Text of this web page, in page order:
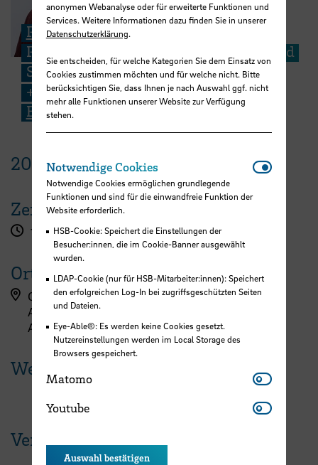
Prof. Dr. Peter Schmidt
Professur für Volkswirtschaftslehre und
Statistik/ Studiengangsleiter EFA/IFA
+49 421 5905 4691
E-Mail
20. April2026
Zeit
13:30 - 20:30 Uhr
Ort
Campus Werderstraße, Werderstraße (A-Gebäude)
A-Gebäude - 3. Obergeschoss
A 301
Weitere Termine
Veranstaltungen der HSB
anonymen Webanalyse oder für erweiterte Funktionen und
Services. Weitere Informationen dazu finden Sie in unserer
Datenschutzerklärung.
Sie entscheiden, für welche Kategorien Sie dem Einsatz von
Cookies zustimmen möchten und für welche nicht. Bitte
berücksichtigen Sie, dass Ihnen je nach Auswahl ggf. nicht
mehr alle Funktionen unserer Website zur Verfügung
stehen.
Notwendige Cookies
Notwendige Cookies ermöglichen grundlegende
Funktionen und sind für die einwandfreie Funktion der
Website erforderlich.
HSB-Cookie: Speichert die Einstellungen der
Besucher:innen, die im Cookie-Banner ausgewählt
wurden.
LDAP-Cookie (nur für HSB-Mitarbeiter:innen): Speichert
den erfolgreichen Log-In bei zugriffsgeschützten Seiten
und Dateien.
Eye-Able®: Es werden keine Cookies gesetzt.
Nutzereinstellungen werden im Local Storage des
Browsers gespeichert.
Matomo Matomo
Youtube Youtube
Auswahl bestätigen